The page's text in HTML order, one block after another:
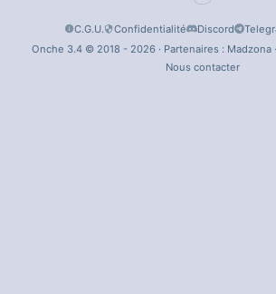
C.G.U. Confidentialité Discord
Onche 3.4 © 2018 - 2026 · Partenaires : Madzona·
Nous contacter